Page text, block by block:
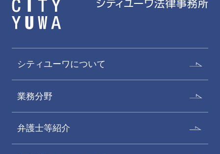
シティユーワについて
業務分野
弁護士等紹介